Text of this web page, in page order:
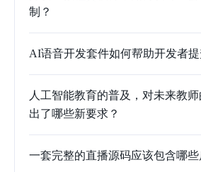
制？
AI语音开发套件如何帮助开发者提
人工智能教育的普及，对未来教
出了哪些新要求？
一套完整的直播源码应该包含哪些